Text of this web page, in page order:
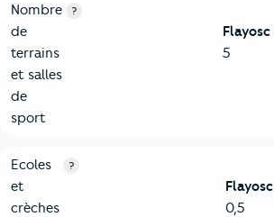
Nombre
de
terrains
et salles
de
sport
?
Flayosc
5
4-Education
Critères
Ecoles
et
crèches
?
Flayosc
0,5